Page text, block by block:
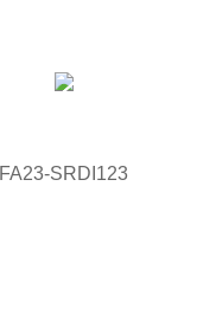
FA23-SRDI123